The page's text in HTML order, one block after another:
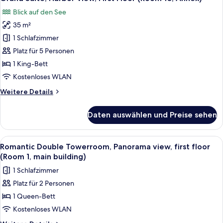
Harbour
view
(Room
16,
Annex)
Fotos
für
Grand
Suite,
Harbor
View,
First
(Room
anzeigen
Blick auf den See
35 m²
1 Schlafzimmer
Platz für 5 Personen
1 King-Bett
Kostenloses WLAN
Weitere Details
Weitere
Suite,
Harbor
View,
First
Floor
(Room
10,
Daten auswählen und Preise sehen
Alle
Fotos
für
Romantic
Double
Towerroom,
Panorama
Ein Schlafzimmer mit einem
8
Romantic Double Towerroom, Panorama view, first floor
(Room 1, main building)
1 Schlafzimmer
Platz für 2 Personen
1 Queen-Bett
Kostenloses WLAN